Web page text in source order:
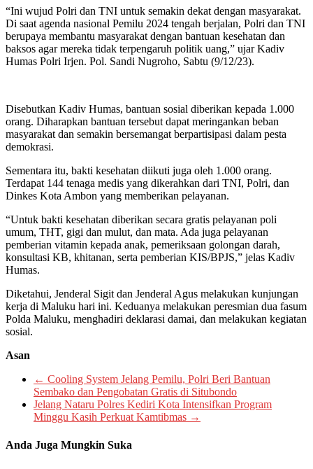
“Ini wujud Polri dan TNI untuk semakin dekat dengan masyarakat.
Di saat agenda nasional Pemilu 2024 tengah berjalan, Polri dan TNI
berupaya membantu masyarakat dengan bantuan kesehatan dan
baksos agar mereka tidak terpengaruh politik uang,” ujar Kadiv
Humas Polri Irjen. Pol. Sandi Nugroho, Sabtu (9/12/23).
Disebutkan Kadiv Humas, bantuan sosial diberikan kepada 1.000
orang. Diharapkan bantuan tersebut dapat meringankan beban
masyarakat dan semakin bersemangat berpartisipasi dalam pesta
demokrasi.
Sementara itu, bakti kesehatan diikuti juga oleh 1.000 orang.
Terdapat 144 tenaga medis yang dikerahkan dari TNI, Polri, dan
Dinkes Kota Ambon yang memberikan pelayanan.
“Untuk bakti kesehatan diberikan secara gratis pelayanan poli
umum, THT, gigi dan mulut, dan mata. Ada juga pelayanan
pemberian vitamin kepada anak, pemeriksaan golongan darah,
konsultasi KB, khitanan, serta pemberian KIS/BPJS,” jelas Kadiv
Humas.
Diketahui, Jenderal Sigit dan Jenderal Agus melakukan kunjungan
kerja di Maluku hari ini. Keduanya melakukan peresmian dua fasum
Polda Maluku, menghadiri deklarasi damai, dan melakukan kegiatan
sosial.
Asan
← Cooling System Jelang Pemilu, Polri Beri Bantuan
Sembako dan Pengobatan Gratis di Situbondo
Jelang Nataru Polres Kediri Kota Intensifkan Program
Minggu Kasih Perkuat Kamtibmas →
Anda Juga Mungkin Suka